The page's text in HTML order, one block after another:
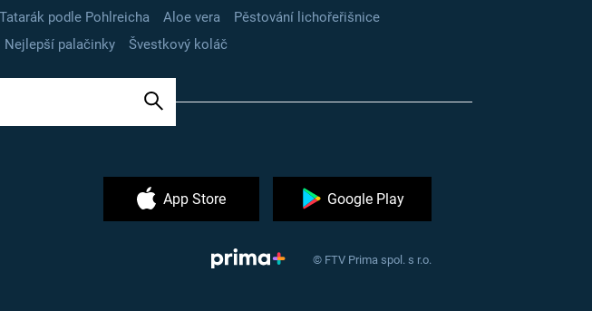
Tatarák podle Pohlreicha Aloe vera
Pěstování lichořeřišnice
Nejlepší palačinky Švestkový koláč
App Store Google Play
© FTV Prima spol. s r.o.